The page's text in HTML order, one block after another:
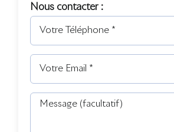
Nous contacter :